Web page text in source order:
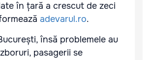
în țară a crescut de zeci
adevarul.ro.
însă problemele au
pasagerii se